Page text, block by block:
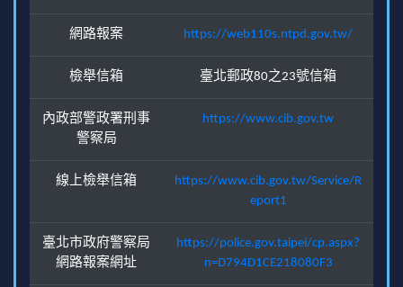
網路報案 https://web110s.ntpd.gov.tw/
檢舉信箱 臺北郵政80之23號信箱
內政部警政署刑事
警察局
https://www.cib.gov.tw
線上檢舉信箱
https://www.cib.gov.tw/Service/R
eport1
臺北市政府警察局
網路報案網址
https://police.gov.taipei/cp.aspx?
n=D794D1CE218080F3